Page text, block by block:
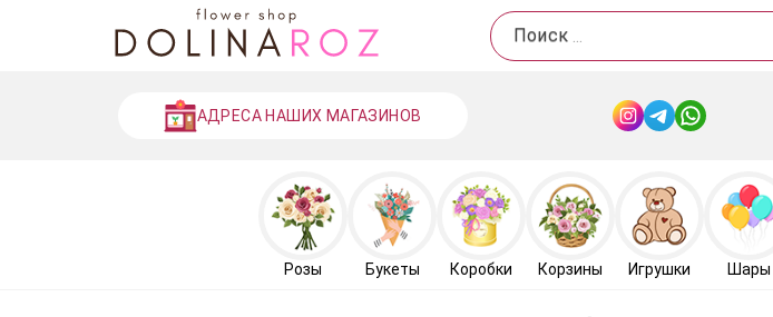
Поиск
АДРЕСА НАШИХ МАГАЗИНОВ
Розы Букеты Коробки Корзины Игрушки Шары